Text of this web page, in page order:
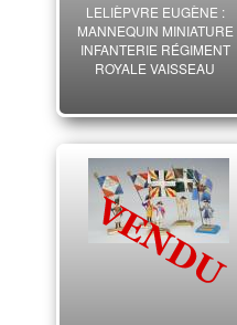
LELIÈPVRE EUGÈNE :
MANNEQUIN MINIATURE
INFANTERIE RÉGIMENT
ROYALE VAISSEAU